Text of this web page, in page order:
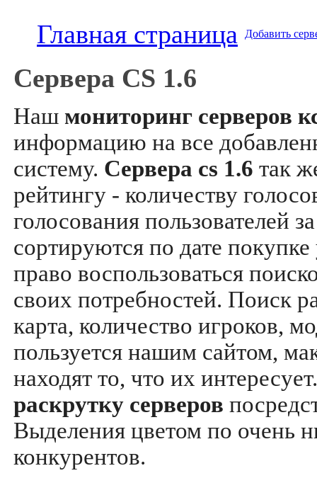
Главная страница Добавить
Сервера CS 1.6
Наш мониторинг серверов
информацию на все
систему. Сервера cs 1.6 так
рейтингу - количеству
голосования пользователей
сортируются по дате
право воспользоваться
своих потребностей. Поиск
карта, количество игроков,
пользуется нашим сайтом,
находят то, что их
раскрутку серверов
Выделения цветом по очень
конкурентов.